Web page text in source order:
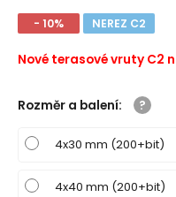
- 10% NEREZ C2
Nové terasové vruty C2
Rozměr a balení:
4x30 mm (200+bit)
4x40 mm (200+bit)